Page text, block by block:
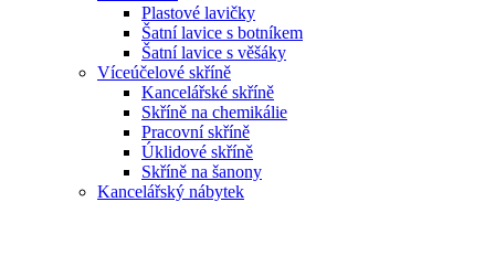
Plastové lavičky
Šatní lavice s botníkem
Šatní lavice s věšáky
Víceúčelové skříně
Kancelářské skříně
Skříně na chemikálie
Pracovní skříně
Úklidové skříně
Skříně na šanony
Kancelářský nábytek